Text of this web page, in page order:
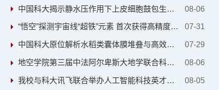
中国科大揭示静水压作用下上皮细胞鼓包生长、崩塌与振荡的物理机制 08-06
“悟空”探测宇宙线“超铁”元素 首次获得高精度TeV能区宇宙线镍核能谱 07-31
中国科大原位解析水稻类囊体膜堆叠与高效光合作用机制 07-29
地空学院第三届中法阿尔卑斯大地学联合科考圆满收官 08-06
我校与科大讯飞联合举办人工智能科技英才班实训营 08-05